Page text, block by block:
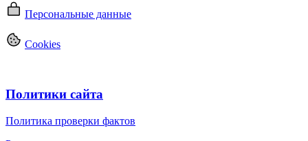
Персональные данные
Cookies
Политики сайта
Политика проверки фактов